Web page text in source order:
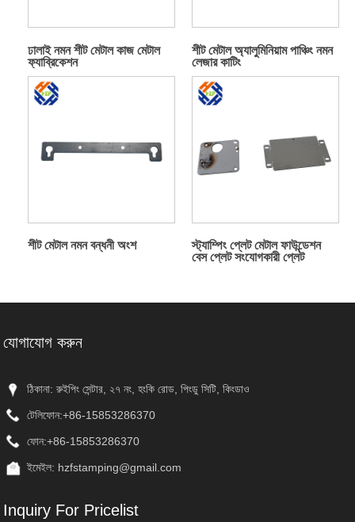
ঢালাই নমন শীট মেটাল কাজ মেটাল
ফ্যাব্রিকেশন
শীট মেটাল অ্যালুমিনিয়াম পাঞ্চিং নমন
লেজার কাটিং
শীট মেটাল নমন বন্ধনী অংশ
স্ট্যাম্পিং প্লেট মেটাল ফাউন্ডেশন
বেস প্লেট সংযোগকারী প্লেট
যোগাযোগ করুন
ঠিকানা: রুইপিং সেন্টার, ২৭ নং, হংকি রোড, পিংডু সিটি, কিংডাও
টেলিফোন:+86-15853286370
ফোন:+86-15853286370
ইমেইল: hzfstamping@gmail.com
Inquiry For Pricelist